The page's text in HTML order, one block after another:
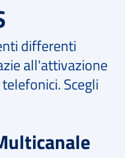
differenti
all'attivazione
Scegli